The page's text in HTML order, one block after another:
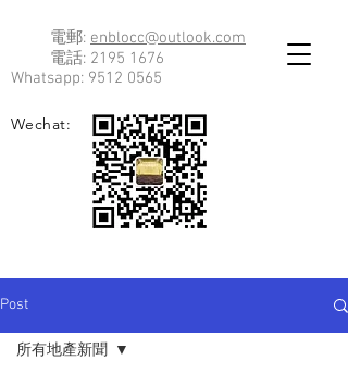
電郵: enblocc@outlook.com
電話: 2195 1676
Whatsapp: 9512 0565
Wechat:
Post
所有地產新聞